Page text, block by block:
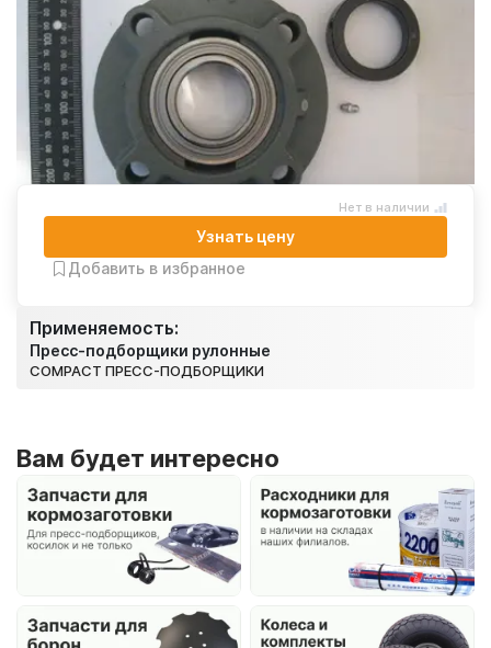
Применяемость:
Пресс-подборщики рулонные
COMPACT ПРЕСС-ПОДБОРЩИКИ
Нет в наличии
Узнать цену
Добавить в избранное
Вам будет интересно